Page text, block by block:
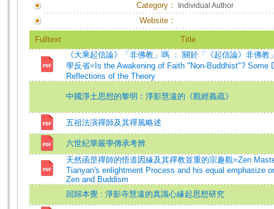
Category： Individual Author
Website：
Fulltext
Title
《大乘起信論》「非佛教」嗎 ： 關於「《起信論》非佛教
學反省=Is the Awakening of Faith "Non-Buddhist"? Some
Reflections of the Theory
中國淨土思想的黎明：淨影慧遠的《觀經義疏》
五祖法演禪師及其禪風略述
六世紀華嚴學傳承考辨
天然函昰禪師的悟道因緣及其禪教並重的宗趣觀=Zen
Tianyan's enlightment Process and his equal emphasize
Zen and Buddism
回歸本覺 : 淨影寺慧遠的真識心緣起思想研究